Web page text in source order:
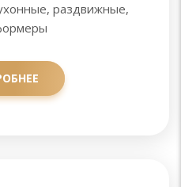
раздвижные,